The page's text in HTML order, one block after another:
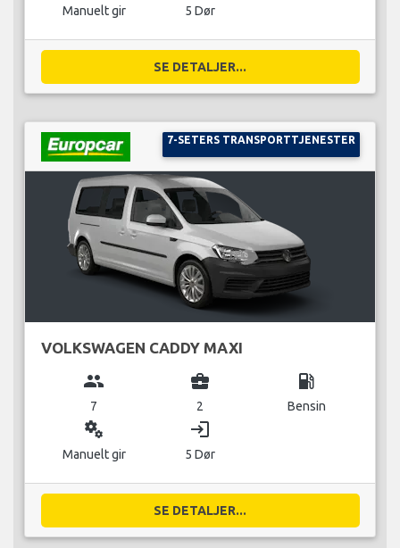
Manuelt gir 5 Dør
SE DETALJER...
7-SETERS TRANSPORTTJENESTER
VOLKSWAGEN CADDY MAXI
group
7
business_center
2
local_gas_station
Bensin
miscellaneous_services
Manuelt gir
login
5 Dør
SE DETALJER...